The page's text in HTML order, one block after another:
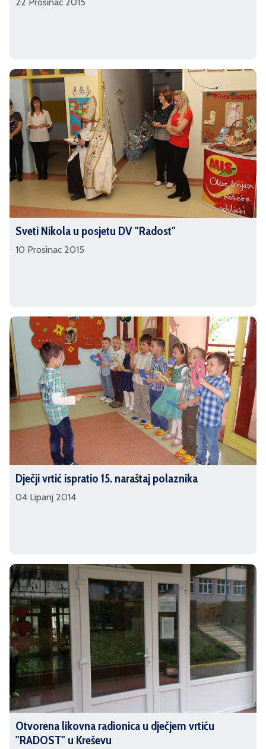
Sveti Nikola u posjetu DV "Radost"
10 Prosinac 2015
Dječji vrtić ispratio 15. naraštaj polaznika
04 Lipanj 2014
Otvorena likovna radionica u dječjem vrtiću
"RADOST" u Kreševu